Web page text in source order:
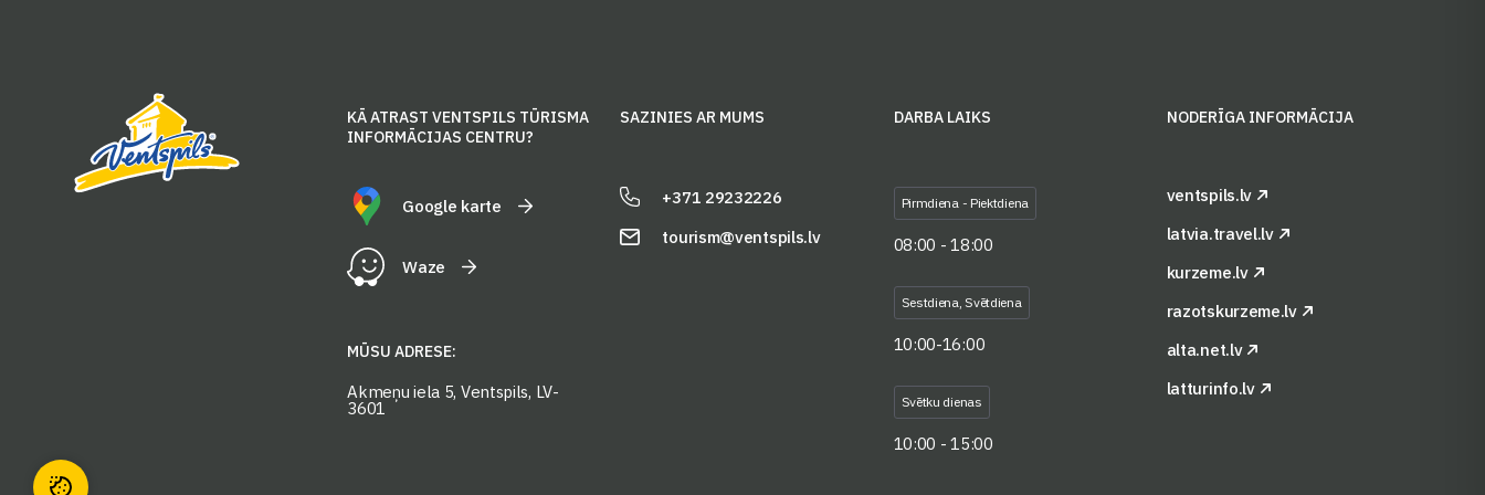
KĀ ATRAST VENTSPILS TŪRISMA
INFORMĀCIJAS CENTRU?
SAZINIES AR MUMS DARBA LAIKS NODERĪGA INFORMĀCIJA
Google karte
Waze
MŪSU ADRESE:
Akmeņu iela 5, Ventspils, LV-
3601
+371 29232226
tourism@ventspils.lv
Pirmdiena - Piektdiena
08:00 - 18:00
Sestdiena, Svētdiena
10:00-16:00
Svētku dienas
10:00 - 15:00
ventspils.lv
latvia.travel.lv
kurzeme.lv
razotskurzeme.lv
alta.net.lv
latturinfo.lv